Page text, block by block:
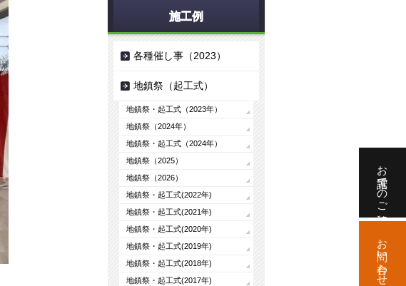
施工例
各種催し事（2023）
地鎮祭（起工式）
地鎮祭・起工式（2023年）
地鎮祭（2024年）
地鎮祭・起工式（2024年）
地鎮祭（2025）
地鎮祭（2026）
地鎮祭・起工式(2022年)
地鎮祭・起工式(2021年)
地鎮祭・起工式(2020年)
地鎮祭・起工式(2019年)
地鎮祭・起工式(2018年)
地鎮祭・起工式(2017年)
お電話でのご相談
お問い合わせ